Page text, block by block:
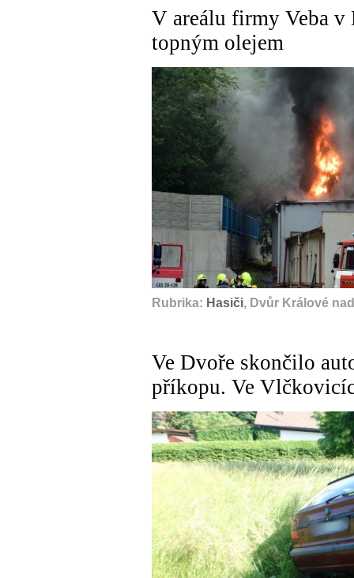
V areálu firmy Veba v
topným olejem
Rubrika: Hasiči, Dvůr Králové
Ve Dvoře skončilo
příkopu. Ve